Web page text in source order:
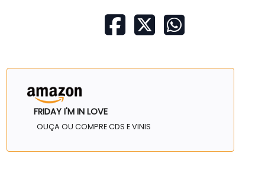
FRIDAY I'M IN LOVE
OUÇA OU COMPRE CDS E VINIS